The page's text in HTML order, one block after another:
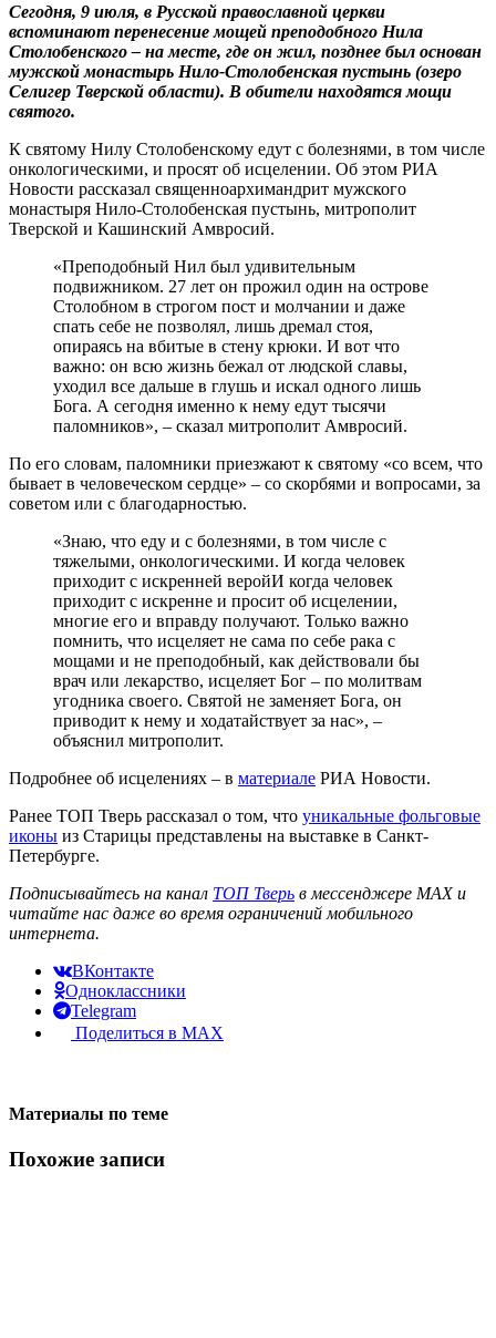
Сегодня, 9 июля, в Русской православной церкви
вспоминают перенесение мощей преподобного Нила
Столобенского – на месте, где он жил, позднее был основан
мужской монастырь Нило-Столобенская пустынь (озеро
Селигер Тверской области). В обители находятся мощи
святого.
К святому Нилу Столобенскому едут с болезнями, в том числе
онкологическими, и просят об исцелении. Об этом РИА
Новости рассказал священноархимандрит мужского
монастыря Нило-Столобенская пустынь, митрополит
Тверской и Кашинский Амвросий.
«Преподобный Нил был удивительным
подвижником. 27 лет он прожил один на острове
Столобном в строгом пост и молчании и даже
спать себе не позволял, лишь дремал стоя,
опираясь на вбитые в стену крюки. И вот что
важно: он всю жизнь бежал от людской славы,
уходил все дальше в глушь и искал одного лишь
Бога. А сегодня именно к нему едут тысячи
паломников», – сказал митрополит Амвросий.
По его словам, паломники приезжают к святому «со всем, что
бывает в человеческом сердце» – со скорбями и вопросами, за
советом или с благодарностью.
«Знаю, что еду и с болезнями, в том числе с
тяжелыми, онкологическими. И когда человек
приходит с искренней веройИ когда человек
приходит с искренне и просит об исцелении,
многие его и вправду получают. Только важно
помнить, что исцеляет не сама по себе рака с
мощами и не преподобный, как действовали бы
врач или лекарство, исцеляет Бог – по молитвам
угодника своего. Святой не заменяет Бога, он
приводит к нему и ходатайствует за нас», –
объяснил митрополит.
Подробнее об исцелениях – в материале РИА Новости.
Ранее ТОП Тверь рассказал о том, что уникальные фольговые
иконы из Старицы представлены на выставке в Санкт-
Петербурге.
Подписывайтесь на канал ТОП Тверь в мессенджере MAX и
читайте нас даже во время ограничений мобильного
интернета.
ВКонтакте
Одноклассники
Telegram
Поделиться в MAX
Материалы по теме
Похожие записи